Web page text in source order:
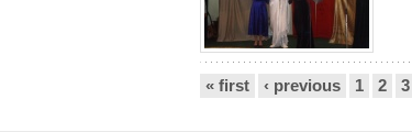
Сторінки
« first ‹ previous 1 2 3